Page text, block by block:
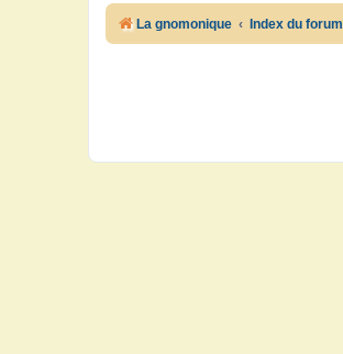
La gnomonique Index du forum